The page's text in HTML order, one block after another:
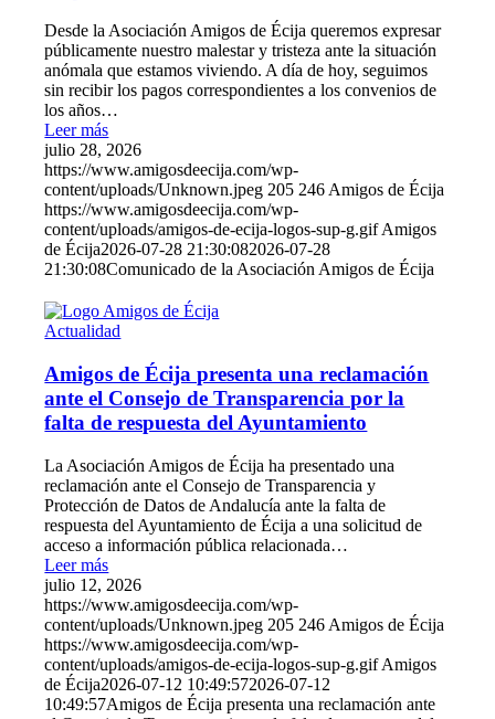
Desde la Asociación Amigos de Écija queremos expresar
públicamente nuestro malestar y tristeza ante la situación
anómala que estamos viviendo. A día de hoy, seguimos
sin recibir los pagos correspondientes a los convenios de
los años…
Leer más
julio 28, 2026
https://www.amigosdeecija.com/wp-
content/uploads/Unknown.jpeg 205 246 Amigos de Écija
https://www.amigosdeecija.com/wp-
content/uploads/amigos-de-ecija-logos-sup-g.gif Amigos
de Écija2026-07-28 21:30:082026-07-28
21:30:08Comunicado de la Asociación Amigos de Écija
Actualidad
Amigos de Écija presenta una reclamación
ante el Consejo de Transparencia por la
falta de respuesta del Ayuntamiento
La Asociación Amigos de Écija ha presentado una
reclamación ante el Consejo de Transparencia y
Protección de Datos de Andalucía ante la falta de
respuesta del Ayuntamiento de Écija a una solicitud de
acceso a información pública relacionada…
Leer más
julio 12, 2026
https://www.amigosdeecija.com/wp-
content/uploads/Unknown.jpeg 205 246 Amigos de Écija
https://www.amigosdeecija.com/wp-
content/uploads/amigos-de-ecija-logos-sup-g.gif Amigos
de Écija2026-07-12 10:49:572026-07-12
10:49:57Amigos de Écija presenta una reclamación ante